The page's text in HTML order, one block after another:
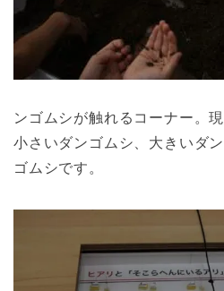
ンゴムシが触れるコーナー。
小さいダンゴムシ、大きいダ
ゴムシです。